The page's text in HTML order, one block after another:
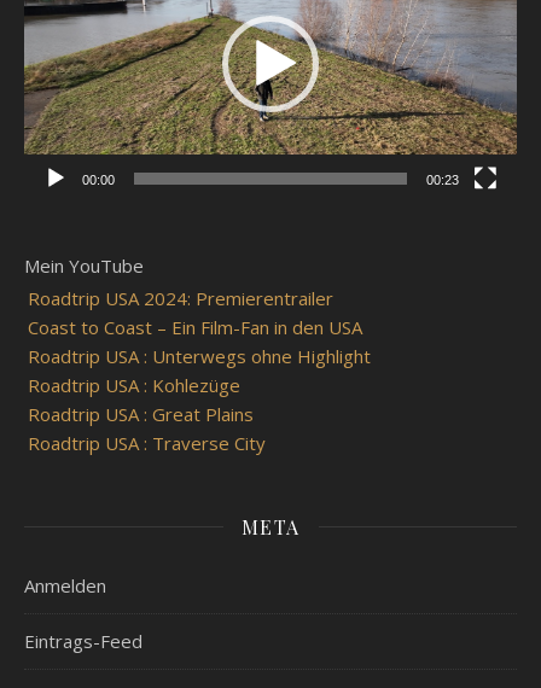
00:00 00:23
Mein YouTube
Roadtrip USA 2024: Premierentrailer
Coast to Coast – Ein Film-Fan in den USA
Roadtrip USA : Unterwegs ohne Highlight
Roadtrip USA : Kohlezüge
Roadtrip USA : Great Plains
Roadtrip USA : Traverse City
META
Anmelden
Eintrags-Feed